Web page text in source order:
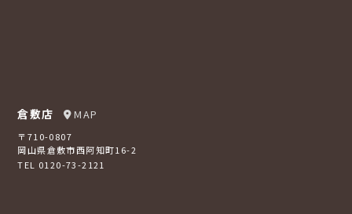
倉敷店 MAP
〒710-0807
岡山県倉敷市西阿知町16-2
TEL 0120-73-2121